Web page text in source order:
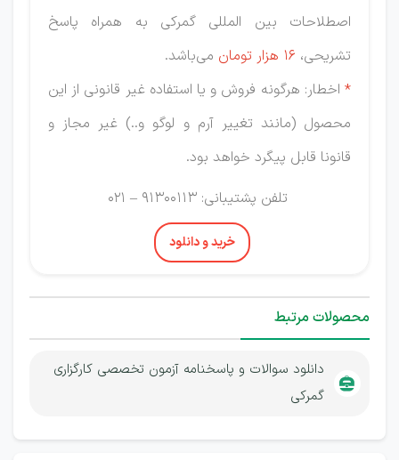
اصطلاحات بین المللی گمرکی به همراه پاسخ
تشریحی،
می‌باشد.
* اخطار: هرگونه فروش و یا استفاده غیر قانونی از این
محصول (مانند تغییر آرم و لوگو و..) غیر مجاز و
قانونا قابل پیگرد خواهد بود.
تلفن پشتیبانی: 91300113 – 021
خرید و دانلود
محصولات مرتبط
دانلود سوالات و پاسخنامه آزمون تخصصی کارگزاری
گمرکی